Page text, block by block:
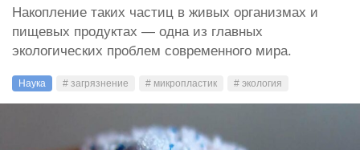
Накопление таких частиц в живых организмах и
пищевых продуктах — одна из главных
экологических проблем современного мира.
Наука # загрязнение # микропластик # экология